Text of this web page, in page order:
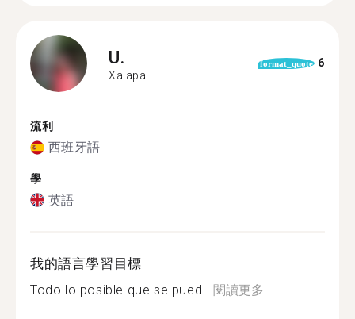
U.
Xalapa
format_quote 6
流利
西班牙語
學
英語
我的語言學習目標
Todo lo posible que se pued... 閱讀更多